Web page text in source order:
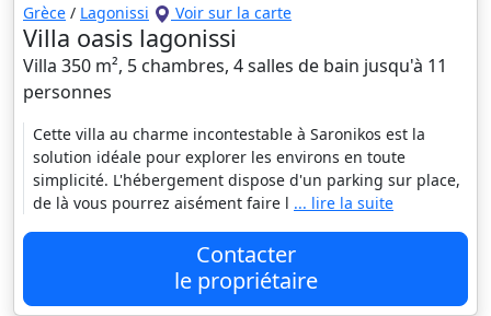
Grèce / Lagonissi Voir sur la carte
Villa oasis lagonissi
Villa 350 m², 5 chambres, 4 salles de bain jusqu'à 11
personnes
Cette villa au charme incontestable à Saronikos est la
solution idéale pour explorer les environs en toute
simplicité. L'hébergement dispose d'un parking sur place,
de là vous pourrez aisément faire l ... lire la suite
Contacter
le propriétaire